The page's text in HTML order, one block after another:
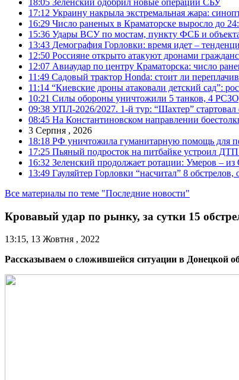
17:12 Украину накрыла экстремальная жара:
16:29 Число раненых в Краматорске выросло до
15:36 Удары ВСУ по мостам, пункту ФСБ и
13:43 Демография Горловки: время идет –
12:50 Россияне открыто атакуют дронами
12:07 Авиаудар по центру Краматорска: число
11:49 Садовый трактор Honda: стоит ли
11:14 “Киевские дроны атаковали детский сад”:
10:21 Силы обороны уничтожили 5 танков, 4
09:38 УПЛ-2026/2027. 1-й тур: “Шахтер”
08:45 На Константиновском направлении
3 Серпня , 2026
18:18 РФ уничтожила гуманитарную помощь для
17:25 Пьяный подросток на питбайке устроил ДТП
16:32 Зеленский продолжает ротации: Умеров
13:49 Гауляйтер Горловки “насчитал” 8
Все материалы по теме "Последние новости"
Кровавый удар по рынку, за сутки 15
13:15, 13 Жовтня , 2022
Рассказываем о сложившейся ситуации в Донецкой